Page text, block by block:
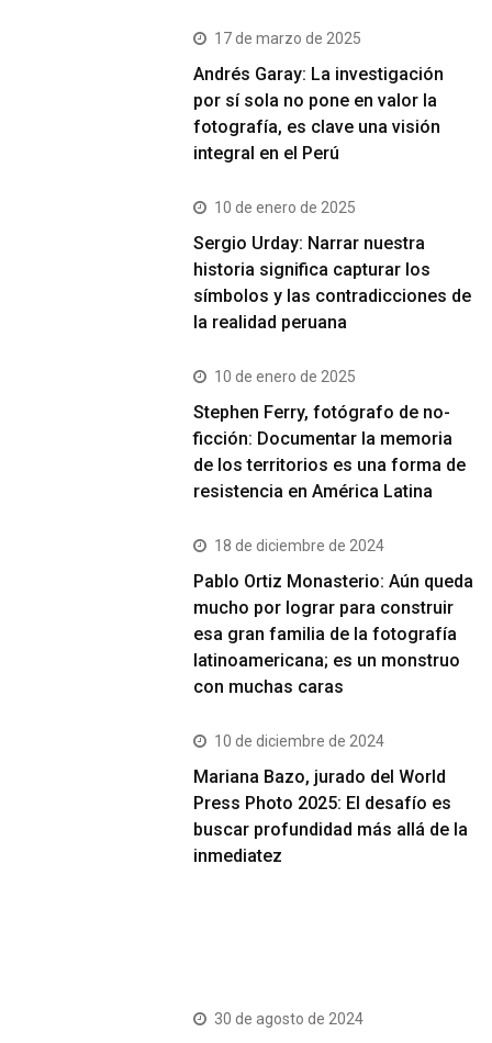
17 de marzo de 2025
Andrés Garay: La investigación
por sí sola no pone en valor la
fotografía, es clave una visión
integral en el Perú
10 de enero de 2025
Sergio Urday: Narrar nuestra
historia significa capturar los
símbolos y las contradicciones de
la realidad peruana
10 de enero de 2025
Stephen Ferry, fotógrafo de no-
ficción: Documentar la memoria
de los territorios es una forma de
resistencia en América Latina
18 de diciembre de 2024
Pablo Ortiz Monasterio: Aún queda
mucho por lograr para construir
esa gran familia de la fotografía
latinoamericana; es un monstruo
con muchas caras
10 de diciembre de 2024
Mariana Bazo, jurado del World
Press Photo 2025: El desafío es
buscar profundidad más allá de la
inmediatez
30 de agosto de 2024